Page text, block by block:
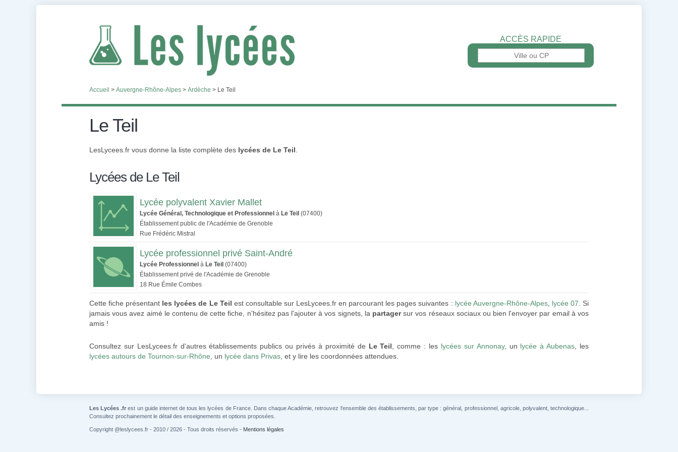
ACCÈS RAPIDE
Accueil > Auvergne-Rhône-Alpes > Ardèche > Le Teil
Le Teil
LesLycees.fr vous donne la liste complète des lycées de Le Teil
Lycées de Le Teil
Lycée polyvalent Xavier Mallet
Lycée Général, Technologique et Professionnel à Le Teil (07400)
Établissement public de l'Académie de Grenoble
Rue Frédéric Mistral
Lycée professionnel privé Saint-André
Lycée Professionnel à Le Teil (07400)
Établissement privé de l'Académie de Grenoble
18 Rue Émile Combes
Cette fiche présentant les lycées de Le Teil est consultable sur LesLycees.fr en parcourant les pages suivantes : lycée Auvergne-Rhône-Alpes, lycée 07 . Si
jamais vous avez aimé le contenu de cette fiche, n'hésitez pas l'ajouter à vos signets, la partagersur vos réseaux sociaux ou bien l'envoyer par email à vos
amis !
Consultez sur LesLycees.fr d'autres établissements publics ou privés à proximité de Le Teil , comme : les lycées sur Annonay, un lycée à Aubenas , les
lycées autours de Tournon-sur-Rhône , un lycée dans Privas , et y lire les coordonnées attendues.
Les Lycées .fr est un guide internet de tous les lycées de France. Dans chaque Académie, retrouvez l'ensemble des établissements, par type : général, professionnel, agricole, polyvalent, technologique...
Consultez prochainement le détail des enseignements et options proposées.
Copyright @leslycees.fr - 2010 / 2026 - Tous droits réservés - Mentions légales